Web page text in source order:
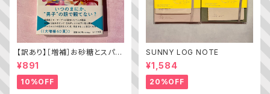
【訳あり】［増補］お砂糖とスパイ
スと爆発的な何か ——不真面
目な批評家によるフェミニスト批
評入門
¥891
10%OFF
SUNNY LOG NOTE
¥1,584
20%OFF